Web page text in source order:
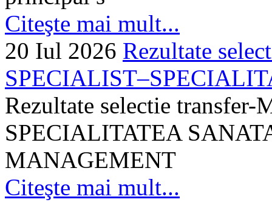
Citeşte mai mult...
20 Iul 2026 Rezultate
Rezultate selectie
SPECIALITATEA
MANAGEMENT
Citeşte mai mult...